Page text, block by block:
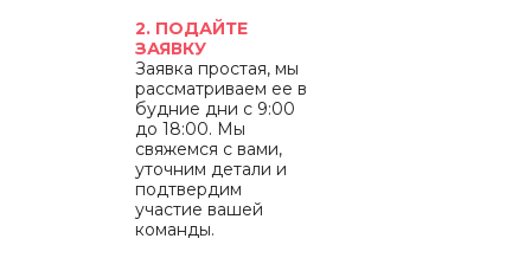
2. ПОДАЙТЕ
ЗАЯВКУ
Заявка простая, мы
рассматриваем ее в
будние дни с 9:00
до 18:00. Мы
свяжемся с вами,
уточним детали и
подтвердим
участие вашей
команды.